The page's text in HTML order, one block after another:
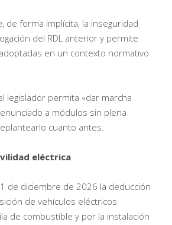
de forma implícita, la inseguridad
del RDL anterior y permite
en un contexto normativo
legislador permita «dar marcha
a módulos sin plena
cuanto antes.
eléctrica
de diciembre de 2026 la deducción
de vehículos eléctricos
de combustible y por la instalación